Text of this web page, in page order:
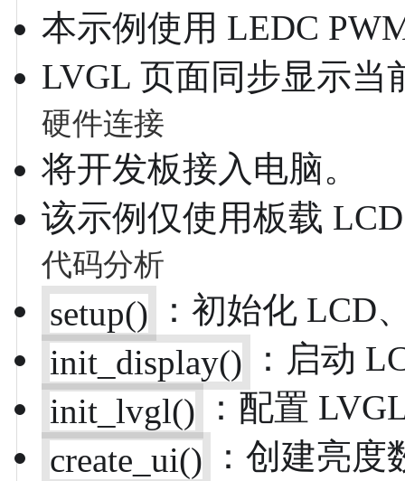
本示例使用 LEDC
LVGL 页面同步显示当
硬件连接
将开发板接入电脑。
该示例仅使用板载
代码分析
setup()
：初始化 LCD
init_display()
：启动
init_lvgl()
：配置
create_ui()
：创建亮